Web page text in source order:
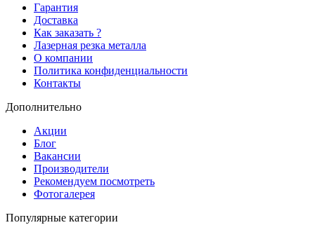
Гарантия
Доставка
Как заказать ?
Лазерная резка металла
О компании
Политика конфиденциальности
Контакты
Дополнительно
Акции
Блог
Вакансии
Производители
Рекомендуем посмотреть
Фотогалерея
Популярные категории